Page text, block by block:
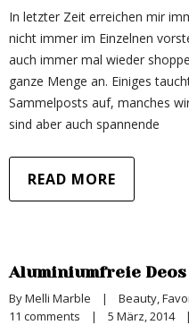
In letzter Zeit erreichen mir
nicht immer im Einzelnen
auch immer mal wieder
ganze Menge an. Einiges
Sammelposts auf, manches
sind aber auch spannende
READ MORE
Aluminiumfreie
By Melli Marble | Beauty,
11 comments
| 5 März, 2014 |